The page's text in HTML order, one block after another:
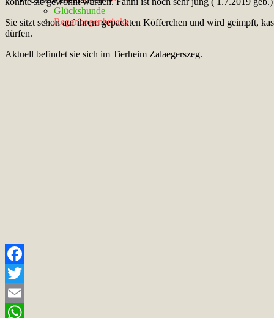
Glückshunde
Regenbogenbrücke
Sie sitzt schon auf ihrem gepackten Köfferchen und wird geimpft,
dürfen.
Aktuell befindet sie sich im Tierheim Zalaegerszeg.
Facebook
Twitter
Email